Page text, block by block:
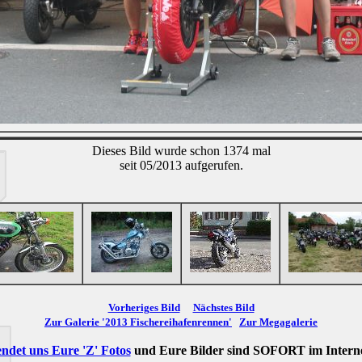
Dieses Bild wurde schon 1374 mal
seit 05/2013 aufgerufen.
Vorheriges Bild
Nächstes Bild
Zur Galerie '2013 Fischereihafenrennen'
Zur Megagalerie
uns Eure 'Z' Fotosund Eure Bilder sind SOFORTim